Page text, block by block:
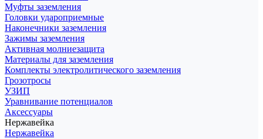
Муфты заземления
Головки удароприемные
Наконечники заземления
Зажимы заземления
Активная молниезащита
Материалы для заземления
Комплекты электролитического заземления
Грозотросы
УЗИП
Уравнивание потенциалов
Аксессуары
Нержавейка
Нержавейка